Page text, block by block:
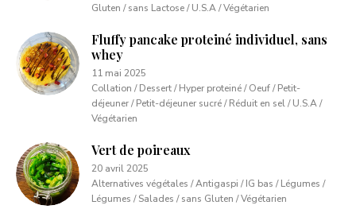
Gluten / sans Lactose / U.S.A / Végétarien
Fluffy pancake proteiné individuel, sans
whey
11 mai 2025
Collation / Dessert / Hyper proteiné / Oeuf / Petit-
déjeuner / Petit-déjeuner sucré / Réduit en sel / U.S.A /
Végétarien
Vert de poireaux
20 avril 2025
Alternatives végétales / Antigaspi / IG bas / Légumes /
Légumes / Salades / sans Gluten / Végétarien